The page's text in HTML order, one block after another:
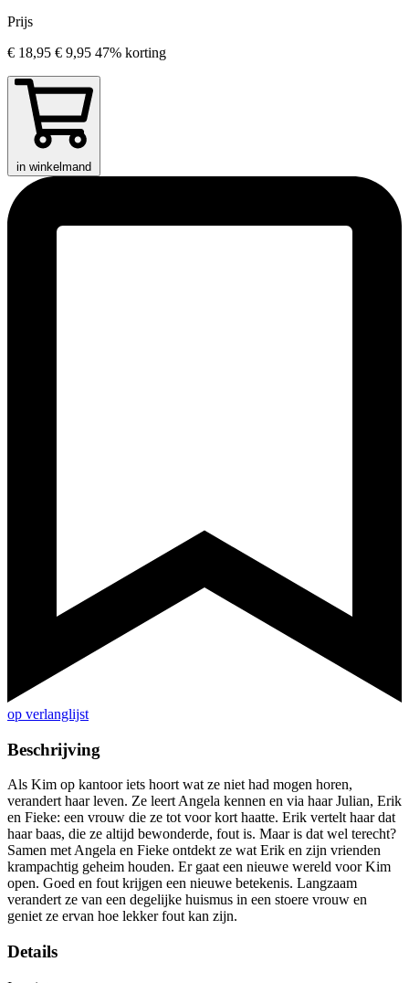
Prijs
€ 18,95 € 9,95 47% korting
in winkelmand
op verlanglijst
Beschrijving
Als Kim op kantoor iets hoort wat ze niet had mogen horen,
verandert haar leven. Ze leert Angela kennen en via haar Julian, Erik
en Fieke: een vrouw die ze tot voor kort haatte. Erik vertelt haar dat
haar baas, die ze altijd bewonderde, fout is. Maar is dat wel terecht?
Samen met Angela en Fieke ontdekt ze wat Erik en zijn vrienden
krampachtig geheim houden. Er gaat een nieuwe wereld voor Kim
open. Goed en fout krijgen een nieuwe betekenis. Langzaam
verandert ze van een degelijke huismus in een stoere vrouw en
geniet ze ervan hoe lekker fout kan zijn.
Details